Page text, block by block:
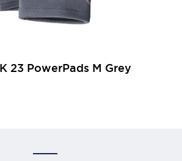
23 PowerPads M Grey